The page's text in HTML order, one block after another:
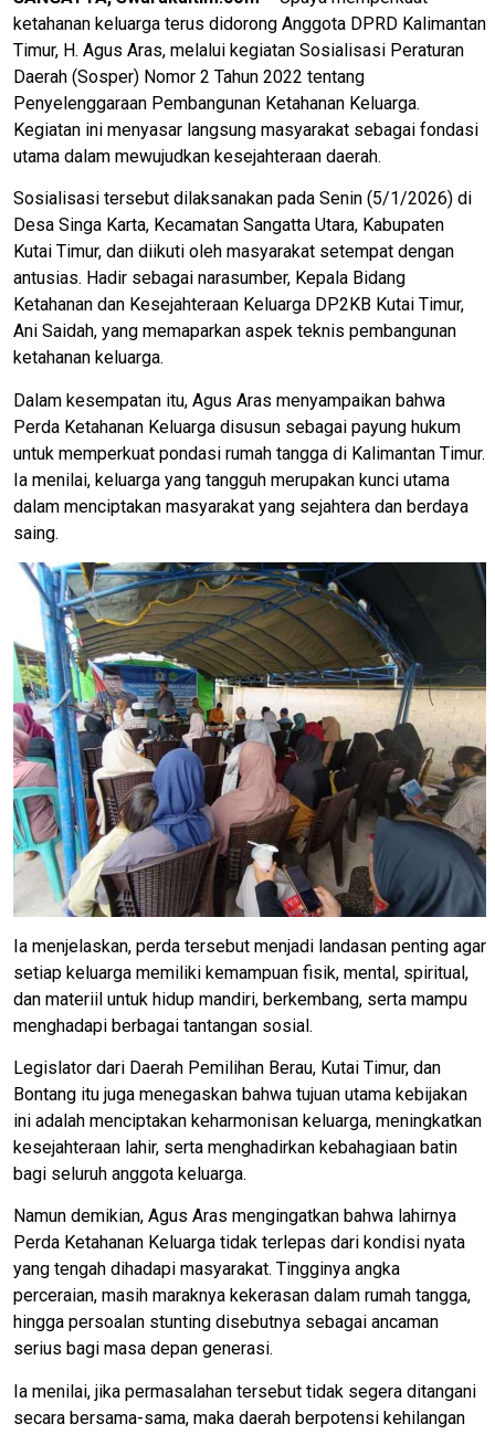
ketahanan keluarga terus didorong Anggota DPRD Kalimantan
Timur, H. Agus Aras, melalui kegiatan Sosialisasi Peraturan
Daerah (Sosper) Nomor 2 Tahun 2022 tentang
Penyelenggaraan Pembangunan Ketahanan Keluarga.
Kegiatan ini menyasar langsung masyarakat sebagai fondasi
utama dalam mewujudkan kesejahteraan daerah.
Sosialisasi tersebut dilaksanakan pada Senin (5/1/2026) di
Desa Singa Karta, Kecamatan Sangatta Utara, Kabupaten
Kutai Timur, dan diikuti oleh masyarakat setempat dengan
antusias. Hadir sebagai narasumber, Kepala Bidang
Ketahanan dan Kesejahteraan Keluarga DP2KB Kutai Timur,
Ani Saidah, yang memaparkan aspek teknis pembangunan
ketahanan keluarga.
Dalam kesempatan itu, Agus Aras menyampaikan bahwa
Perda Ketahanan Keluarga disusun sebagai payung hukum
untuk memperkuat pondasi rumah tangga di Kalimantan Timur.
Ia menilai, keluarga yang tangguh merupakan kunci utama
dalam menciptakan masyarakat yang sejahtera dan berdaya
saing.
Ia menjelaskan, perda tersebut menjadi landasan penting agar
setiap keluarga memiliki kemampuan fisik, mental, spiritual,
dan materiil untuk hidup mandiri, berkembang, serta mampu
menghadapi berbagai tantangan sosial.
Legislator dari Daerah Pemilihan Berau, Kutai Timur, dan
Bontang itu juga menegaskan bahwa tujuan utama kebijakan
ini adalah menciptakan keharmonisan keluarga, meningkatkan
kesejahteraan lahir, serta menghadirkan kebahagiaan batin
bagi seluruh anggota keluarga.
Namun demikian, Agus Aras mengingatkan bahwa lahirnya
Perda Ketahanan Keluarga tidak terlepas dari kondisi nyata
yang tengah dihadapi masyarakat. Tingginya angka
perceraian, masih maraknya kekerasan dalam rumah tangga,
hingga persoalan stunting disebutnya sebagai ancaman
serius bagi masa depan generasi.
Ia menilai, jika permasalahan tersebut tidak segera ditangani
secara bersama-sama, maka daerah berpotensi kehilangan